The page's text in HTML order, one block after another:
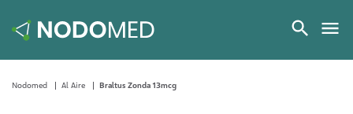
Nodomed Al Aire Braltus Zonda 13mcg